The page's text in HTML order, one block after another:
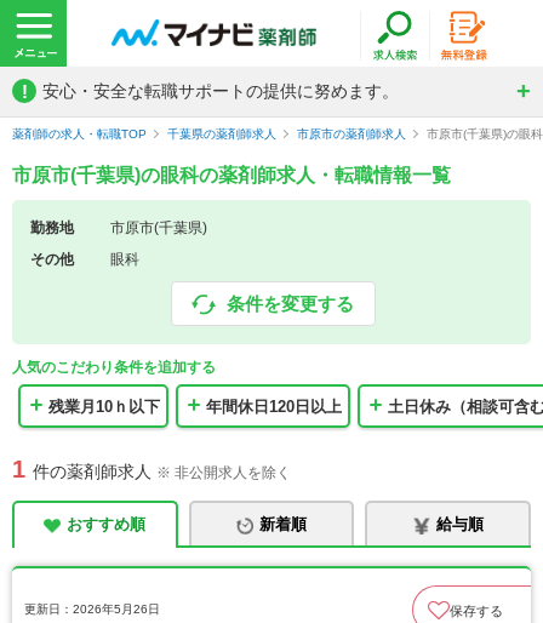
! 安心・安全な転職サポートの提供に努めます。
薬剤師の求人・転職TOP 千葉県の薬剤師求人 市原市の薬剤師求人 市原市(千葉県)の眼
市原市(千葉県)の眼科の薬剤師求人・転職情報一覧
勤務地
市原市(千葉県)
その他
眼科
条件を変更する
人気のこだわり条件を追加する
残業月10ｈ以下 年間休日120日以上 土日休み（相談可含
1 件の薬剤師求人 ※ 非公開求人を除く
おすすめ順 新着順 給与順
更新日：2026年5月26日 保存する